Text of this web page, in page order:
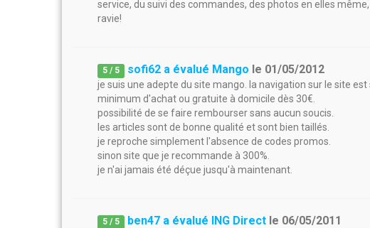
service, du suivi des commandes, des photos en elles
ravie!
5 / 5 sofi62 a évalué Mango le 01/05/2012
je suis une adepte du site mango. la navigation sur le site
minimum d'achat ou gratuite à domicile dès 30€.
possibilité de se faire rembourser sans aucun soucis.
les articles sont de bonne qualité et sont bien taillés.
je reproche simplement l'absence de codes promos.
sinon site que je recommande à 300%.
je n'ai jamais été déçue jusqu'à maintenant.
5 / 5 ben47 a évalué ING Direct le 06/05/2011